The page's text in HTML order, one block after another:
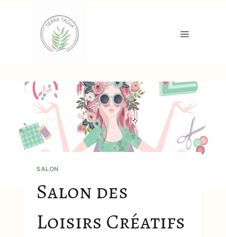
SALON
Salon des
Loisirs Créatifs